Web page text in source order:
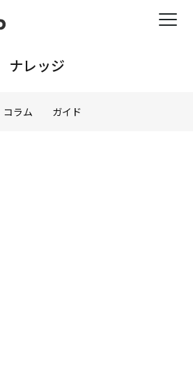
ナレッジ
コラム ガイド